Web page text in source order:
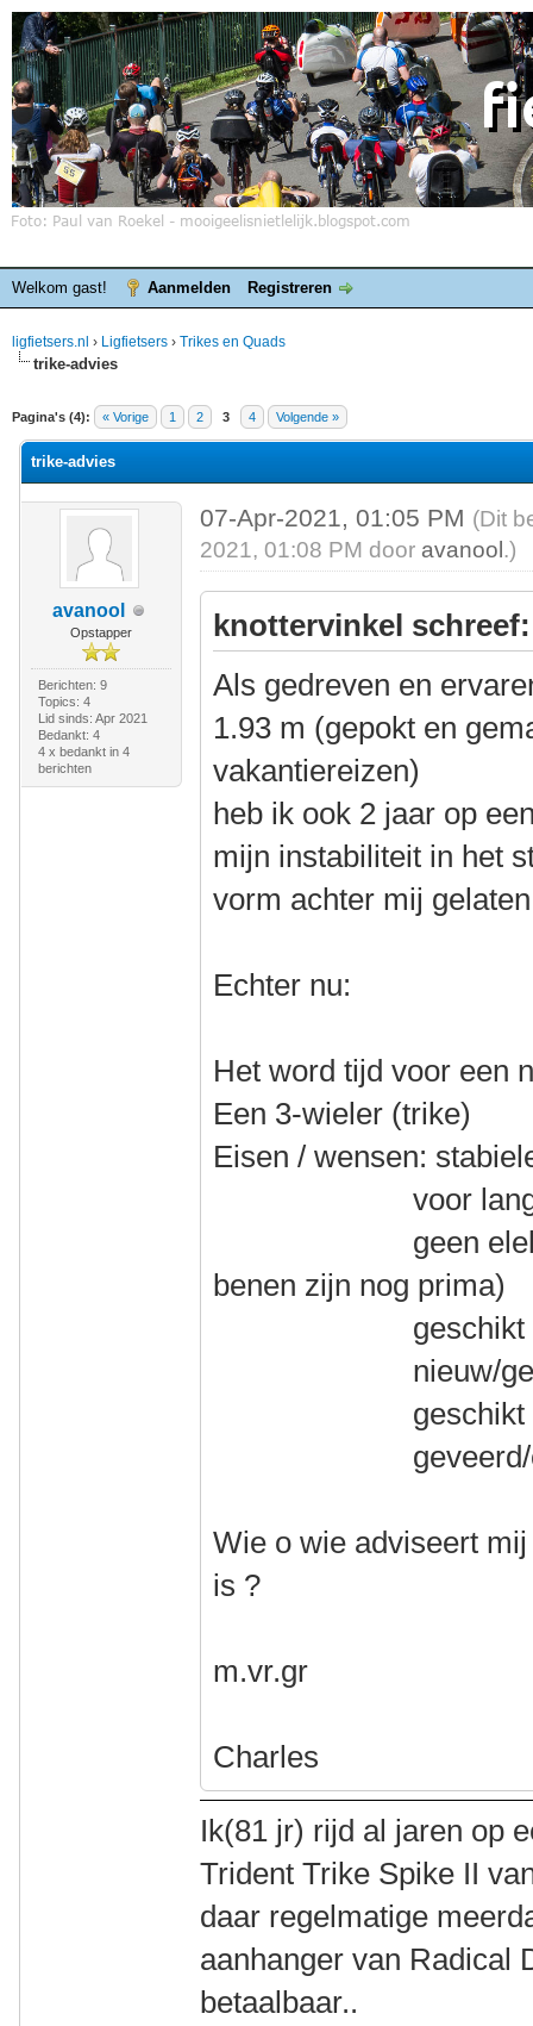
Welkom gast! Aanmelden Registreren
ligfietsers.nl › Ligfietsers › Trikes en Quads
trike-advies
Pagina's (4): « Vorige 1 2 3 4 Volgende »
waardering is 0
trike-advies
avanool
Opstapper
Berichten: 9
Topics: 4
Lid sinds: Apr 2021
Bedankt: 4
4 x bedankt in 4
berichten
07-Apr-2021, 01:05 PM (Dit
2021, 01:08 PM door avanool .)
knottervinkel schreef:
Als gedreven en
1.93 m (gepokt en
vakantiereizen)
heb ik ook 2 jaar op
mijn instabiliteit in het
vorm achter mij
Echter nu:
Het word tijd voor een
Een 3-wieler (trike)
Eisen / wensen:
voor lange
geen
benen zijn nog prima)
geschikt voor
nieuw/
geschikt voor
geveerd/
Wie o wie adviseert
is ?
m.vr.gr
Charles
Ik(81 jr) rijd al jaren op
Trident Trike Spike II
daar regelmatige
aanhanger van Radical
betaalbaar..